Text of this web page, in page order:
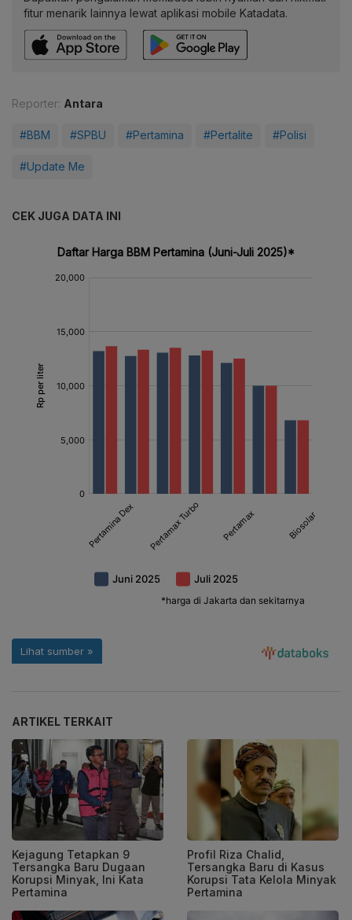
fitur menarik lainnya lewat aplikasi mobile Katadata.
Reporter: Antara
#BBM #SPBU #Pertamina #Pertalite #Polisi
#Update Me
CEK JUGA DATA INI
ARTIKEL TERKAIT
Kejagung Tetapkan 9
Tersangka Baru Dugaan
Korupsi Minyak, Ini Kata
Pertamina
Profil Riza Chalid,
Tersangka Baru di Kasus
Korupsi Tata Kelola Minyak
Pertamina